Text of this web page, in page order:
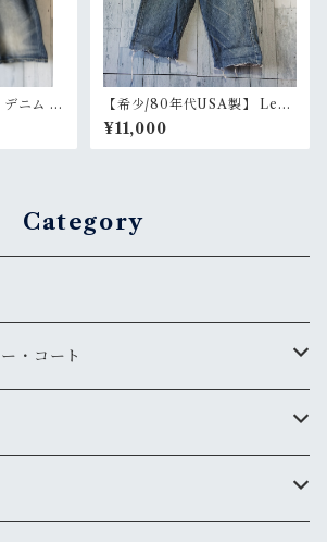
デニム シ
寸ウエ
ディゴ
Ran
【希少/80年代USA製】 Lev
i's 501 カットオフ デニム ハ
ーフパンツ W29（ウエスト71
cm） ヴィンテージ 膝下丈 ア
¥11,000
Category
・コート